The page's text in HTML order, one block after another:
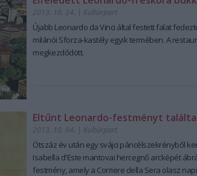
2013. 10. 24. | Kultúrpart
Újabb Leonardo da Vinci által festett falat
milánói Sforza-kastély egyik termében. A
megkezdődött.
Eltűnt Leonardo-festményt
2013. 10. 04. | Kultúrpart
Ötszáz év után egy svájci páncélszekrényből
Isabella d'Este mantovai hercegnő arcképét
festmény, amely a Corriere della Sera olasz